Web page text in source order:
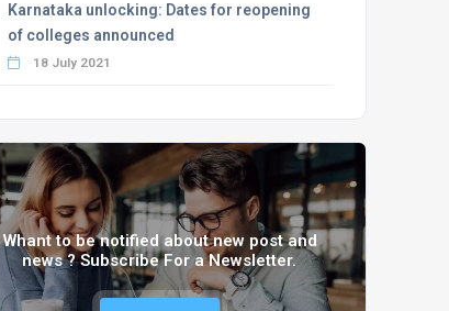
Karnataka unlocking: Dates for reopening
of colleges announced
18 July 2021
Whant to be notified about new post and
news ? Subscribe For a Newsletter.